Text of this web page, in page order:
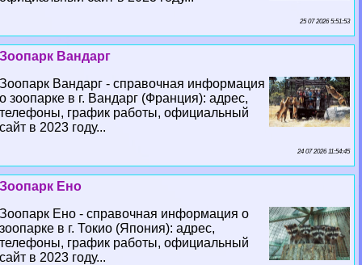
25 07 2026 5:51:53
Зоопарк Вандарг
Зоопарк Вандарг - справочная информация
о зоопарке в г. Вандарг (Франция): адрес,
телефоны, график работы, официальный
сайт в 2023 году...
24 07 2026 11:54:45
Зоопарк Ено
Зоопарк Ено - справочная информация о
зоопарке в г. Токио (Япония): адрес,
телефоны, график работы, официальный
сайт в 2023 году...